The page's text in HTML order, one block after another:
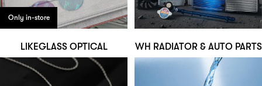
Only in-store
LIKEGLASS OPTICAL WH RADIATOR & AUTO PARTS